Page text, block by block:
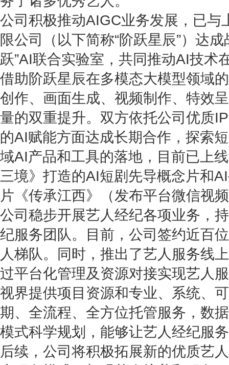
公司积极推动AIGC业务发展，已与
限公司（以下简称“阶跃星辰”）达
跃”AI联合实验室，共同推动AI技术
借助阶跃星辰在多模态大模型领域
创作、画面生成、视频制作、特效
量的双重提升。双方依托公司优质
的AI赋能方面达成长期合作，探索
域AI产品和工具的落地，目前已上
三境》打造的AI短剧先导概念片和
片《传承江西》（发布平台微信视
公司稳步开展艺人经纪各项业务，
纪服务团队。目前，公司签约近百
人梯队。同时，推出了艺人服务
过平台化管理及资源对接实现艺人
视界提供项目资源和专业、系统、
期、全流程、全方位托管服务，数
模式科学规划，能够让艺人经纪服
后续，公司将积极拓展新的优质艺